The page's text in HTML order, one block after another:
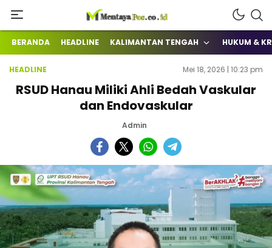
mentayapos.co.id
Terkini Mengabarkan
BERANDA HEADLINE KALIMANTAN TENGAH HUKUM &
HEADLINE Mei 18, 2026 | 10:23 pm
RSUD Hanau Miliki Ahli Bedah Vaskular
dan Endovaskular
Admin